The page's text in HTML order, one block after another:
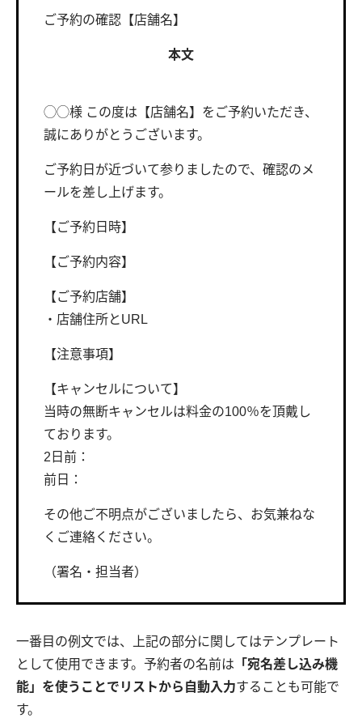
ご予約の確認【店舗名】
本文
◯◯様 この度は【店舗名】をご予約いただき、
誠にありがとうございます。
ご予約日が近づいて参りましたので、確認のメ
ールを差し上げます。
【ご予約日時】
【ご予約内容】
【ご予約店舗】
・店舗住所とURL
【注意事項】
【キャンセルについて】
当時の無断キャンセルは料金の100％を頂戴し
ております。
2日前：
前日：
その他ご不明点がございましたら、お気兼ねな
くご連絡ください。
（署名・担当者）
一番目の例文では、上記の部分に関してはテンプレート
として使用できます。予約者の名前は 「宛名差し込み機
能」を使うことでリストから自動入力することも可能で
す。